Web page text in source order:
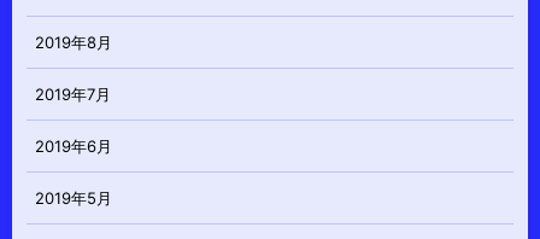
2019年8月
2019年7月
2019年6月
2019年5月